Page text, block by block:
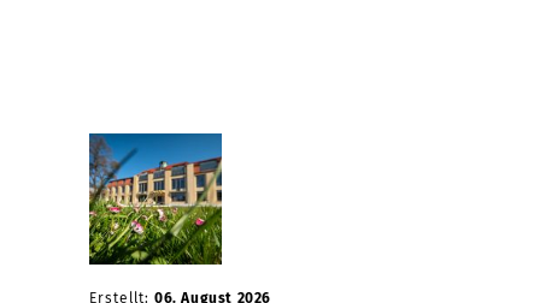
Erstellt: 06. August 2026